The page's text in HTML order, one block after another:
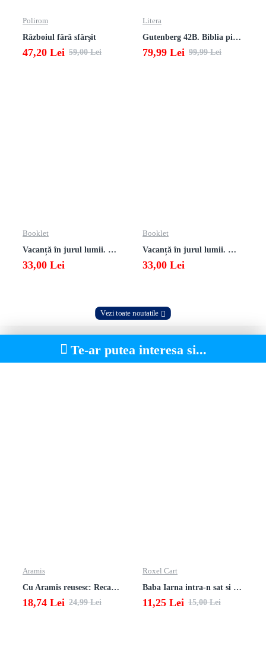
Polirom
Războiul fără sfârşit
47,20 Lei 59,00 Lei
Litera
Gutenberg 42B. Biblia pierduta
79,99 Lei 99,99 Lei
Booklet
Vacanță în jurul lumii. Matematică clasa a VII-a – EDIȚIA 2026
33,00 Lei
Booklet
Vacanță în jurul lumii. Matematică clasa a VI-a – EDIȚIA 2026
33,00 Lei
Vezi toate noutatile
Te-ar putea interesa si...
Aramis
Cu Aramis reusesc: Recapitulare si evaluare - Clasa a 4-a (Matematica, Stiinte ale naturii si Educatie civica)
18,74 Lei 24,99 Lei
Roxel Cart
Baba Iarna intra-n sat si alte poezii
11,25 Lei 15,00 Lei